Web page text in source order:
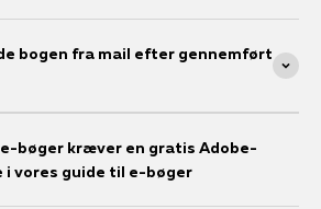
bogen fra mail efter gennemført
bøger kræver en gratis Adobe-
i vores guide til e-bøger